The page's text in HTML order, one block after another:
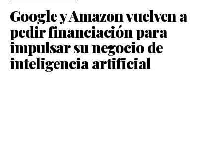
Google y Amazon vuelven a
pedir financiación para
impulsar su negocio de
inteligencia artificial